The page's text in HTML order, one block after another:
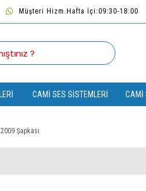
Müşteri Hizm.Hafta İçi:09:30-18:00
CAMI SES SISTEMLERI CAMI
Şapkası